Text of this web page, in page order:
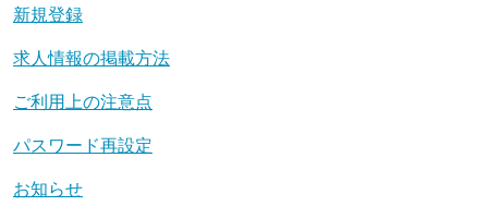
新規登録
求人情報の掲載方法
ご利用上の注意点
パスワード再設定
お知らせ